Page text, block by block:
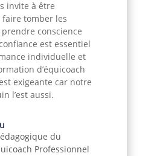
invite à être
tomber les
conscience
est essentiel
individuelle et
d’équicoach
exigeante car notre
l’est aussi.
du
Professionnel